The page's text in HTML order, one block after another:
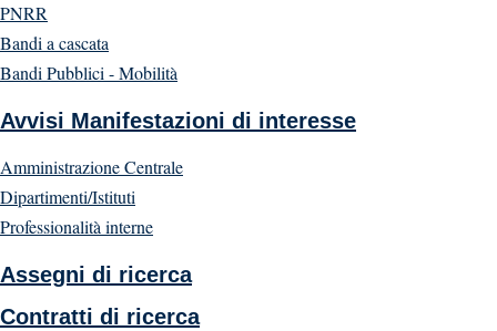
PNRR
Bandi a cascata
Bandi Pubblici - Mobilità
Avvisi Manifestazioni di interesse
Amministrazione Centrale
Dipartimenti/Istituti
Professionalità interne
Assegni di ricerca
Contratti di ricerca